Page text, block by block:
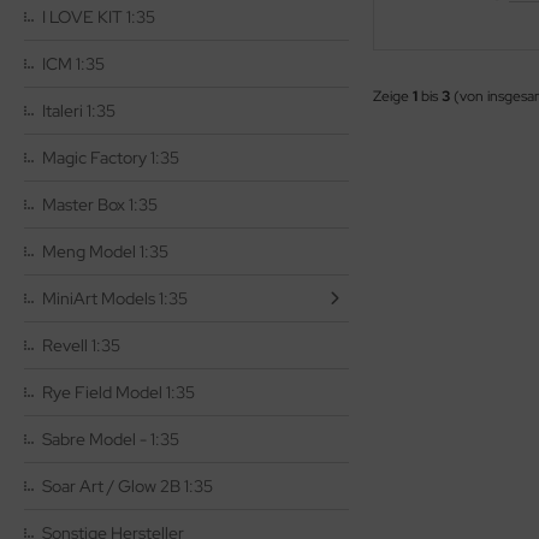
I LOVE KIT 1:35
ICM 1:35
Italeri 1:35
Magic Factory 1:35
Master Box 1:35
Meng Model 1:35
MiniArt Models 1:35
Revell 1:35
Rye Field Model 1:35
Sabre Model - 1:35
Soar Art / Glow 2B 1:35
Sonstige Hersteller
Zeige 1 bis 3 (von
Hobby
Werk
Materials